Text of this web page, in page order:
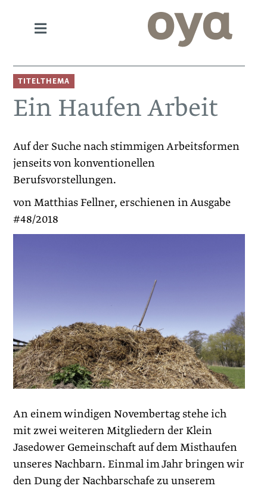
TITELTHEMA
Ein Haufen Arbeit
Auf der Suche nach stimmigen Arbeitsformen
jenseits von konventionellen
Berufsvorstellungen.
von Matthias Fellner, erschienen in Ausgabe
#48/2018
An einem windigen Novembertag stehe ich
mit zwei weiteren Mitgliedern der Klein
Jasedower Gemeinschaft auf dem Misthaufen
unseres Nachbarn. Einmal im Jahr bringen wir
den Dung der Nachbarschafe zu unserem